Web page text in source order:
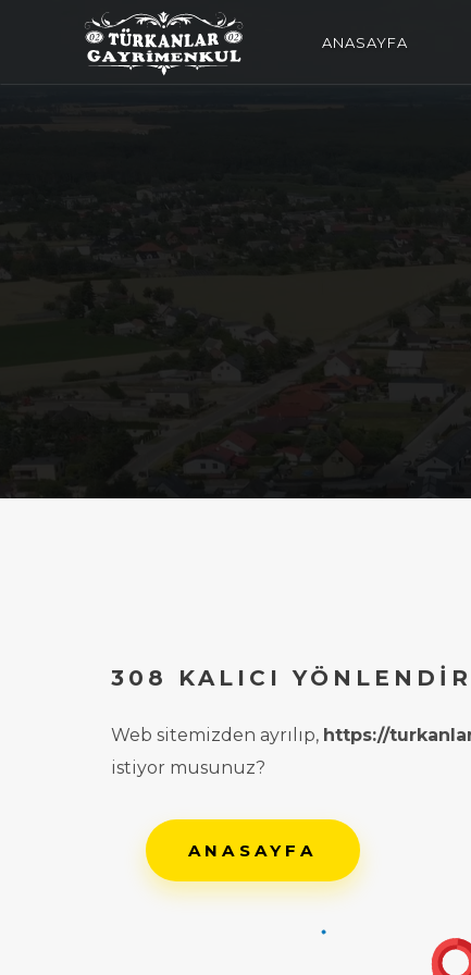
ANASAYFA
308 KALICI
Web sitemizden ayrılıp, https://
istiyor musunuz?
ANASAYFA